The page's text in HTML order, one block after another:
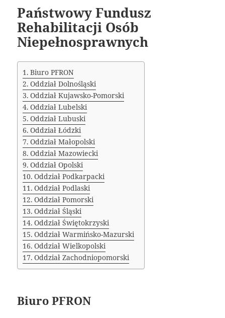
Państwowy Fundusz
Rehabilitacji Osób
Niepełnosprawnych
Biuro PFRON
Oddział Dolnośląski
Oddział Kujawsko-Pomorski
Oddział Lubelski
Oddział Lubuski
Oddział Łódzki
Oddział Małopolski
Oddział Mazowiecki
Oddział Opolski
Oddział Podkarpacki
Oddział Podlaski
Oddział Pomorski
Oddział Śląski
Oddział Świętokrzyski
Oddział Warmińsko-Mazurski
Oddział Wielkopolski
Oddział Zachodniopomorski
Biuro PFRON